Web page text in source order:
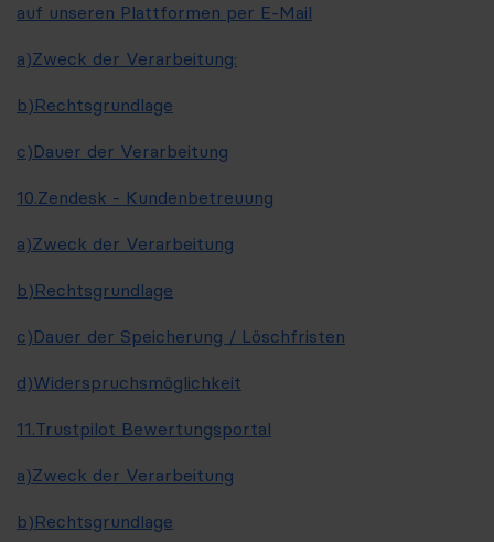
auf unseren Plattformen per E-Mail
a)Zweck der Verarbeitung:
b)Rechtsgrundlage
c)Dauer der Verarbeitung
10.Zendesk - Kundenbetreuung
a)Zweck der Verarbeitung
b)Rechtsgrundlage
c)Dauer der Speicherung / Löschfristen
d)Widerspruchsmöglichkeit
11.Trustpilot Bewertungsportal
a)Zweck der Verarbeitung
b)Rechtsgrundlage